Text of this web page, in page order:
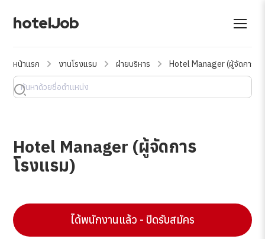
hotelJob
หน้าแรก งานโรงแรม ฝ่ายบริหาร Hotel Manager (ผู้จัดการโ
Hotel Manager (ผู้จัดการ
โรงแรม)
ได้พนักงานแล้ว - ปิดรับสมัคร